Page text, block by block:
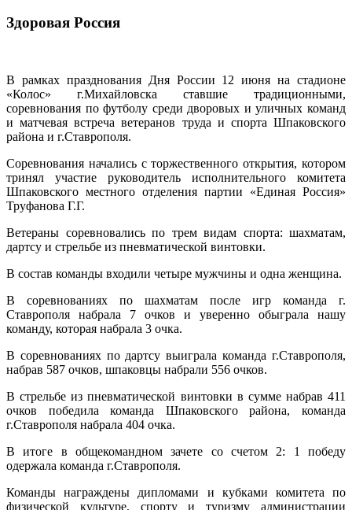
Здоровая Россия
В рамках празднования Дня России 12 июня на стадионе
«Колос» г.Михайловска ставшие традиционными,
соревнования по футболу среди дворовых и уличных команд
и матчевая встреча ветеранов труда и спорта Шпаковского
района и г.Ставрополя.
Соревнования начались с торжественного открытия, котором
тринял участие руководитель исполнительного комитета
Шпаковского местного отделения партии «Единая Россия»
Труфанова Г.Г.
Ветераны соревновались по трем видам спорта: шахматам,
дартсу и стрельбе из пневматической винтовки.
В состав команды входили четыре мужчины и одна женщина.
В соревнованиях по шахматам после игр команда г.
Ставрополя набрала 7 очков и уверенно обыграла нашу
команду, которая набрала 3 очка.
В соревнованиях по дартсу выиграла команда г.Ставрополя,
набрав 587 очков, шпаковцы набрали 556 очков.
В стрельбе из пневматической винтовки в сумме набрав 411
очков победила команда Шпаковского района, команда
г.Ставрополя набрала 404 очка.
В итоге в общекомандном зачете со счетом 2: 1 победу
одержала команда г.Ставрополя.
Команды награждены дипломами и кубками комитета по
физической культуре, спорту и туризму администрации